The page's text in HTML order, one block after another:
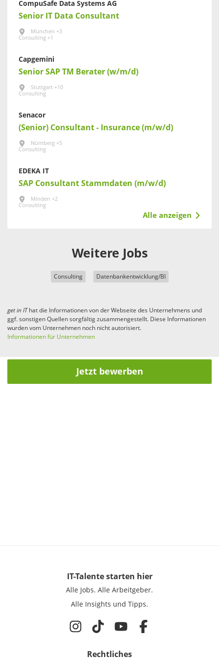
CompuSafe Data Systems AG
Senior IT Data Consultant
München +3
Consulting +1
Capgemini
Senior SAP TM Berater (w/m/d)
Stuttgart +10
Consulting
Senacor
(Senior) Consultant - Insurance (m/w/d)
Nürnberg +5
Consulting
EDEKA IT
SAP Consultant Stammdaten (m/w/d)
Minden +2
Consulting
Alle anzeigen
Weitere Jobs
Consulting Datenbankentwicklung/BI
get in IThat die Informationen von der Webseite des Unternehmens und
ggf. sonstigen Quellen sorgfältig zusammengestellt. Diese Informationen
wurden vom Unternehmen noch nicht autorisiert.
Informationen für Unternehmen
Jetzt bewerben
IT-Talentestarten hier
Alle Jobs. Alle Arbeitgeber.
Alle Insights und Tipps.
Rechtliches